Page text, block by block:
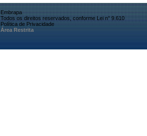
Embrapa
Todos os direitos reservados, conforme Lei n° 9.610
Política de Privacidade
Área Restrita